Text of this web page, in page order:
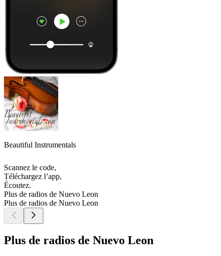
Beautiful Instrumentals
Scannez le code,
Téléchargez l’app,
Écoutez.
Plus de radios de Nuevo Leon
Plus de radios de Nuevo Leon
Plus de radios de Nuevo Leon